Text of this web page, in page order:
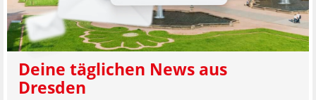
Deine täglichen News aus
Dresden